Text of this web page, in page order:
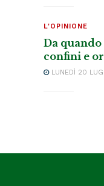
L'OPINIONE
Da quando
confini e
LUNEDÌ 20